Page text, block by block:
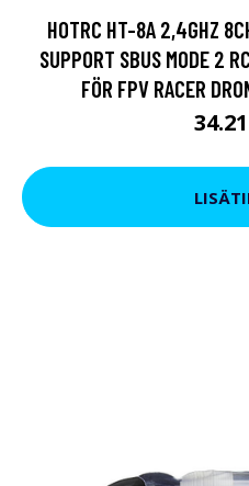
HOTRC HT-8A 2,4GHZ
SUPPORT SBUS MODE 2
FÖR FPV RACER